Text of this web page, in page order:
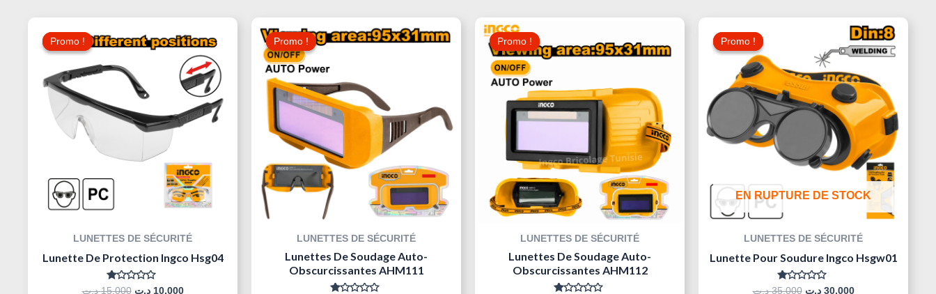
Promo !
Promo !
LUNETTES DE SÉCURITÉ
Lunette De Protection Ingco Hsg04
Note
15,000 د.ت
Prix
Initial
10,000 د.ت
Prix
Actuel
Est :
Promo !
Promo !
LUNETTES DE SÉCURITÉ
Lunettes De Soudage Auto-
Obscurcissantes AHM111
Prix
Prix
Promo !
Promo !
LUNETTES DE SÉCURITÉ
Lunettes De Soudage Auto-
Obscurcissantes AHM112
Initial
Était :
Actuel
Est :
Promo !
EN RUPTURE DE STOCK
Promo !
LUNETTES DE SÉCURITÉ
Lunette Pour Soudure Ingco Hsgw01
Note
35,000 د.ت
Initial
Était :
35,000 د.ت.
30,000 د.ت
Le
Prix
Actuel
Est :